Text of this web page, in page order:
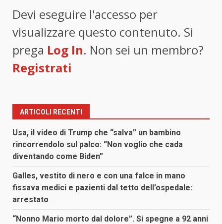
Devi eseguire l'accesso per
visualizzare questo contenuto. Si
prega Log In. Non sei un membro?
Registrati
ARTICOLI RECENTI
Usa, il video di Trump che “salva” un bambino
rincorrendolo sul palco: “Non voglio che cada
diventando come Biden”
Galles, vestito di nero e con una falce in mano
fissava medici e pazienti dal tetto dell’ospedale:
arrestato
“Nonno Mario morto dal dolore”. Si spegne a 92 anni